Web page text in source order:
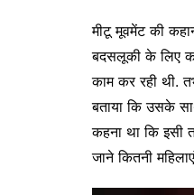
मीटू मूवमेंट की
बदसलूकी के लिए
काम कर रही थी.
बताया कि उसके
कहना था कि इसी
जाने कितनी